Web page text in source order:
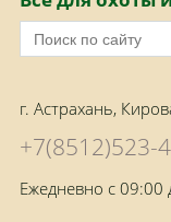
г. Астрахань,
+7(8512)523-
Ежедневно с 09:00